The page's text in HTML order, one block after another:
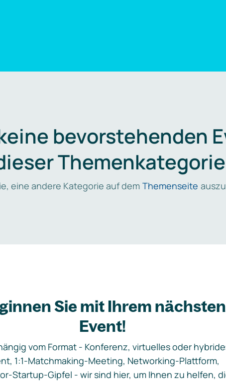
bevorstehenden
eine andere Kategorie auf dem Themenseite
Sie mit Ihrem nächsten
Event!
vom Format - Konferenz, virtuelles oder
1:1-Matchmaking-Meeting, Networking-Plattform,
Startup-Gipfel - wir sind hier, um Ihnen zu helfen,